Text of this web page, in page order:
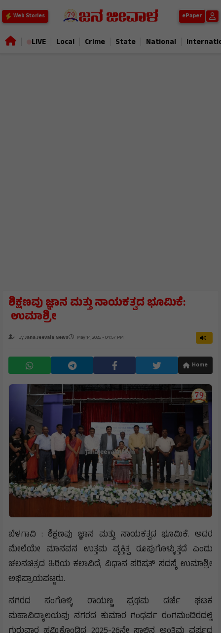
Web Stories ePaper
LIVE Local Crime State National
ಶಿಕ್ಷಣವು ಜ್ಞಾನ ಮತ್ತು ನಾಯಕತ್ವದ ಭೂಮಿಕೆ:
ಉಮಾಶ್ರೀ
ByJana Jeevala News May 14, 2026 - 04:57 PM
Home
ಬೆಳಗಾವಿ : ಶಿಕ್ಷಣವು ಜ್ಞಾನ ಮತ್ತು ನಾಯಕತ್ವದ ಭೂಮಿಕೆ. ಅದರ
ಮೇಲೆಯೇ ಮಾನವನ ಉತ್ತಮ ವ್ಯಕ್ತಿತ್ವ ರೂಪುಗೊಳ್ಳುತ್ತದೆ ಎಂದು
ಚಲನಚಿತ್ರದ ಹಿರಿಯ ಕಲಾವಿದೆ, ವಿಧಾನ ಪರಿಷತ್ ಸದಸ್ಯೆ ಉಮಾಶ್ರೀ
ಅಭಿಪ್ರಾಯಪಟ್ಟರು.
ನಗರದ ಸಂಗೊಳ್ಳಿ ರಾಯಣ್ಣ ಪ್ರಥಮ ದರ್ಜೆ ಘಟಕ
ಮಹಾವಿದ್ಯಾಲಯವು ನಗರದ ಕುಮಾರ ಗಂಧರ್ವ ರಂಗಮಂದಿರದಲ್ಲಿ